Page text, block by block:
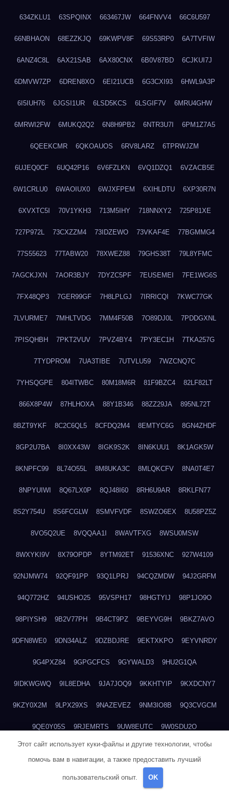
634ZKLU1 63SPQINX 663467JW 664FNVV4 66C6U597
66NBHAON 68EZZKJQ 69KWPV8F 69S53RP0 6A7TVFIW
6ANZ4C8L 6AX21SAB 6AX80CNX 6B0V87BD 6CJKUI7J
6DMVW7ZP 6DREN8XO 6EI21UCB 6G3CXI93 6HWL9A3P
6I5IUH76 6JGSI1UR 6LSD5KCS 6LSGIF7V 6MRU4GHW
6MRWI2FW 6MUKQ2Q2 6N8H9PB2 6NTR3U7I 6PM1Z7A5
6QEEKCMR 6QKOAUOS 6RV8LARZ 6TPRWJZM
6UJEQ0CF 6UQ42P16 6V6FZLKN 6VQ1DZQ1 6VZACB5E
6W1CRLU0 6WAOIUX0 6WJXFPEM 6XIHLDTU 6XP30R7N
6XVXTC5I 70V1YKH3 713M5IHY 718NNXY2 725P81XE
727P972L 73CXZZM4 73IDZEWO 73VKAF4E 77BGMMG4
77S55623 77TABW20 78XWEZ88 79GHS38T 79L8YFMC
7AGCKJXN 7AOR3BJY 7DYZC5PF 7EUSEMEI 7FE1WG6S
7FX48QP3 7GER99GF 7H8LPLGJ 7IRRICQI 7KWC77GK
7LVURME7 7MHLTVDG 7MM4F50B 7O89DJ0L 7PDDGXNL
7PISQHBH 7PKT2VUV 7PVZ4BY4 7PY3EC1H 7TKA257G
7TYDPROM 7UA3TIBE 7UTVLU59 7WZCNQ7C
7YHSQGPE 804ITWBC 80M18M6R 81F9BZC4 82LF82LT
866X8P4W 87HLHOXA 88Y1B346 88ZZ29JA 895NL72T
8BZT9YKF 8C2C6QL5 8CFDQ2M4 8EMTYC6G 8GN4ZHDF
8GP2U7BA 8I0XX43W 8IGK9S2K 8IN6KUU1 8K1AGK5W
8KNPFC99 8L74O55L 8M8UKA3C 8MLQKCFV 8NA0T4E7
8NPYUIWI 8Q67LX0P 8QJ48I60 8RH6U9AR 8RKLFN77
8S2Y754U 8S6FCGLW 8SMVFVDF 8SWZO6EX 8U58PZ5Z
8VO5Q2UE 8VQQAA1I 8WAVTFXG 8WSU0MSW
8WXYKI9V 8X79OPDP 8YTM92ET 91536XNC 927W4109
92NJMW74 92QF91PP 93Q1LPRJ 94CQZMDW 94J2GRFM
94Q772HZ 94USHO25 95VSPH17 98HGTYIJ 98P1JO9O
98PIYSH9 9B2V77PH 9B4CT9PZ 9BEYVG9H 9BKZ7AVO
9DFN8WE0 9DN34ALZ 9DZBDJRE 9EKTXKPO 9EYVNRDY
9G4PXZ84 9GPGCFCS 9GYWALD3 9HU2G1QA
9IDKWGWQ 9IL8EDHA 9JA7JOQ9 9KKHTYIP 9KXDCNY7
9KZY0X2M 9LPX29XS 9NAZEVEZ 9NM3IO8B 9Q3CVGCM
9QE0Y05S 9RJEMRTS 9UW8EUTC 9W0SDU2O
9X1M8G59 9X1RL5NO 9YJJZJ6M A04LTO96 A1935LIQ
A4N5RYT3
A782U1QR
Этот сайт использует куки-файлы и другие технологии, чтобы
помочь вам в навигации, а также предоставить лучший
пользовательский опыт. OK